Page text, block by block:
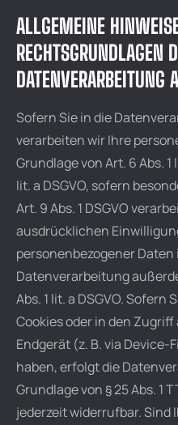
ALLGEMEINE
RECHTSGRUNDLAGEN
DATENVERARBEITUNG
Sofern Sie in die
verarbeiten wir Ihre
Grundlage von Art. 6 Abs. 1
lit. a DSGVO, sofern
Art. 9 Abs. 1 DSGVO
ausdrücklichen
personenbezogener
Datenverarbeitung
Abs. 1 lit. a DSGVO. Sofern
Cookies oder in den
Endgerät (z. B. via
haben, erfolgt die
Grundlage von § 25 Abs. 1
jederzeit widerrufbar. Sind